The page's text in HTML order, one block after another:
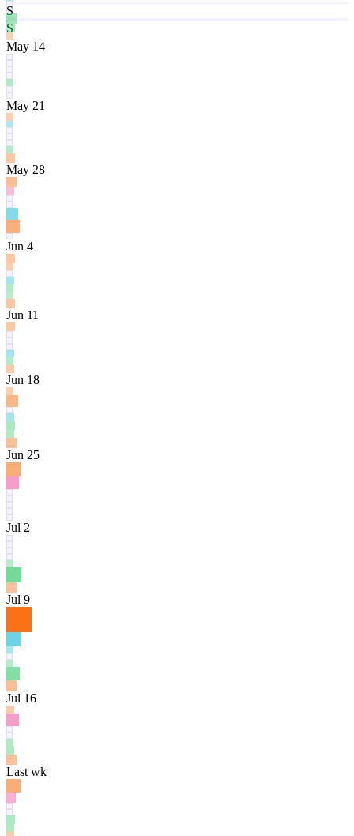
S
S
May 14
May 21
May 28
Jun 4
Jun 11
Jun 18
Jun 25
Jul 2
Jul 9
Jul 16
Last wk